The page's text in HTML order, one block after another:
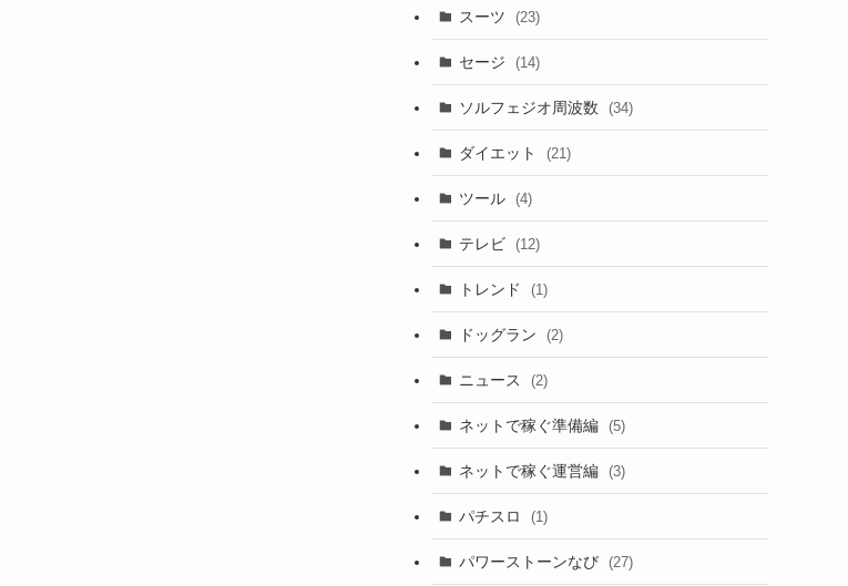
スーツ (23)
セージ (14)
ソルフェジオ周波数 (34)
ダイエット (21)
ツール (4)
テレビ (12)
トレンド (1)
ドッグラン (2)
ニュース (2)
ネットで稼ぐ準備編 (5)
ネットで稼ぐ運営編 (3)
パチスロ (1)
パワーストーンなび (27)